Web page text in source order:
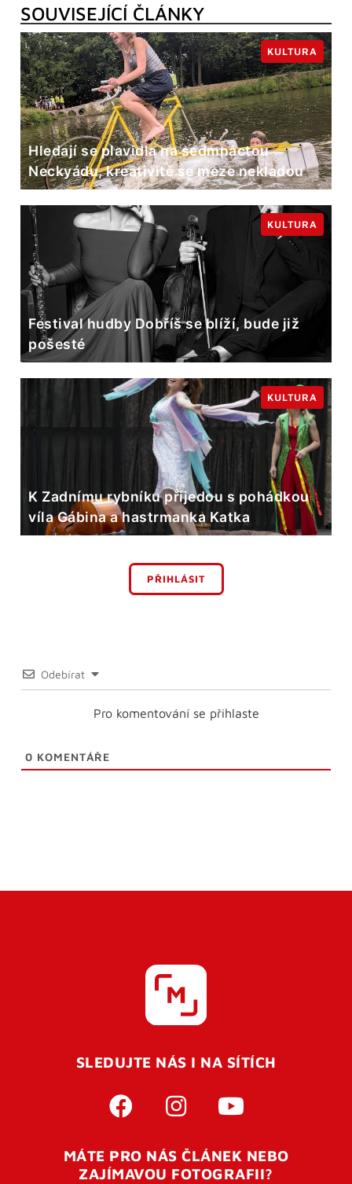
SOUVISEJÍCÍ ČLÁNKY
Hledají se plavidla na sedmnáctou
Neckyádu, kreativitě se meze nekladou
KULTURA
Festival hudby Dobříš se blíží, bude již
pošesté
KULTURA
K Zadnímu rybníku přijedou s pohádkou
víla Gábina a hastrmanka Katka
KULTURA
PŘIHLÁSIT
Odebírat
Pro komentování se přihlaste
0 KOMENTÁŘE
SLEDUJTE NÁS I NA SÍTÍCH
MÁTE PRO NÁS ČLÁNEK NEBO
ZAJÍMAVOU FOTOGRAFII?